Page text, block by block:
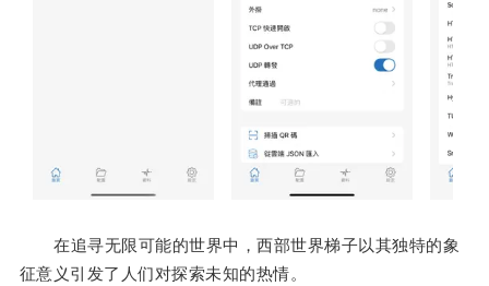
在追寻无限可能的世界中，西部世界梯子以其独特的象
征意义引发了人们对探索未知的热情。